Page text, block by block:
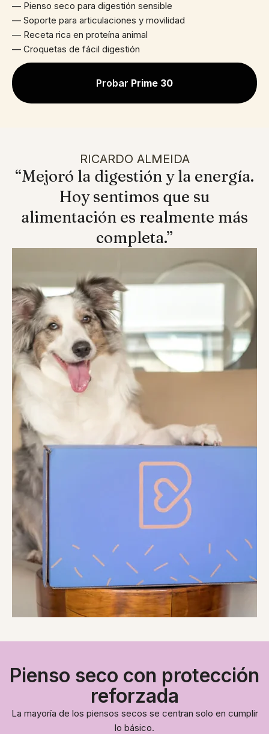
— Pienso seco para digestión sensible
— Soporte para articulaciones y movilidad
— Receta rica en proteína animal
— Croquetas de fácil digestión
Probar Prime 30
RICARDO ALMEIDA
“Mejoró la digestión y la energía.
Hoy sentimos que su
alimentación es realmente más
completa.”
Pienso seco con protección
reforzada
La mayoría de los piensos secos se centran solo en cumplir
lo básico.